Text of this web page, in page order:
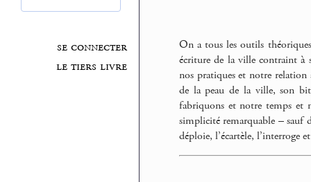
se connecter
le tiers livre
On a tous les outils
écriture de la ville contraint à
nos pratiques et notre
de la peau de la ville, son
fabriquons et notre temps et
simplicité remarquable – sauf
déploie, l’écartèle, l’interroge